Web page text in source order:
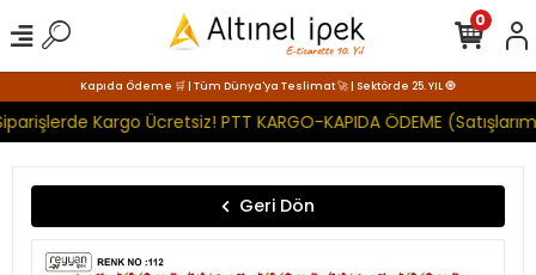
Kapıda Ödeme 🛒 | Tüm Dünya'ya Teslimat 🚀 | Sektörde 25. YIL 🧿
Kargo Ücretsiz! PTT KARGO-KAPIDA ÖDEME
0
Geri Dön